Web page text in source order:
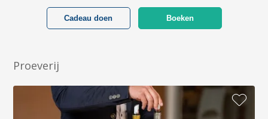
Boeken
Cadeau doen
Proeverij